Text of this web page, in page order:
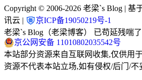
Copyright © 2006-2026 老梁`s Blog | 基
讯云 |
京ICP备19050219号-1
老梁`s Blog（老梁博客） 已苟延残喘
京公网安备 11010802035542号
本站部分资源来自互联网收集,仅供用
资源不代表本站立场,如有侵权/后门/